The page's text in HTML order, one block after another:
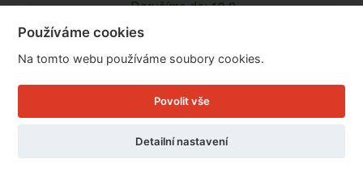
Doručíme do: 10.8.
Používáme cookies
Na tomto webu používáme soubory cookies.
Povolit vše
Detailní nastavení